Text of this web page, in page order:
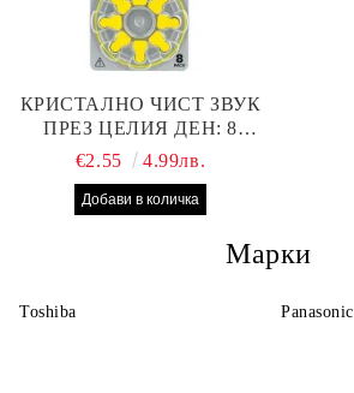
КРИСТАЛНО ЧИСТ ЗВУК
ПРЕЗ ЦЕЛИЯ ДЕН: 8
БРОЯ RAYOVAC EXTRA
АПАРАТ
€2.55 4.99лв.
Марки
Toshiba Panasonic